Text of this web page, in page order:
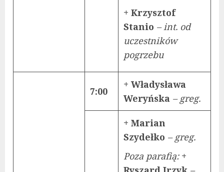
+ Krzysztof
Stanio – int. od
uczestników
pogrzebu
7:00
+ Władysława
Weryńska – greg.
+ Marian
Szydełko – greg.
Poza parafią: +